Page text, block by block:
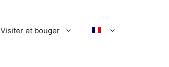
Visiter et bouger